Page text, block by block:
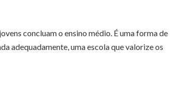
concluam o ensino médio. É uma forma de
adequadamente, uma escola que valorize os